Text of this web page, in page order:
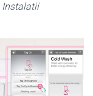
Instalatii